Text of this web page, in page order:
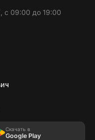
с 09:00 до 19:00
Скачать в
Google Play